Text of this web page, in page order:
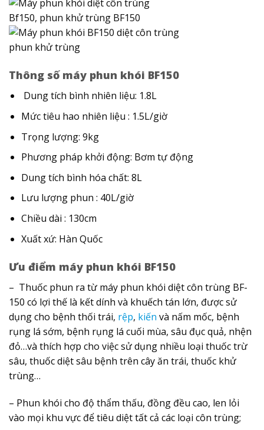
Thông số máy phun khói BF150
Dung tích bình nhiên liệu: 1.8L
Mức tiêu hao nhiên liệu : 1.5L/giờ
Trọng lượng: 9kg
Phương pháp khởi động: Bơm tự động
Dung tích bình hóa chất: 8L
Lưu lượng phun : 40L/giờ
Chiều dài : 130cm
Xuất xứ: Hàn Quốc
Ưu điểm máy phun khói BF150
– Thuốc phun ra từ máy phun khói diệt côn trùng BF-
150 có lợi thế là kết dính và khuếch tán lớn, được sử
dụng cho bệnh thối trái, rệp, kiến và nấm mốc, bệnh
rụng lá sớm, bệnh rụng lá cuối mùa, sâu đục quả, nhện
đỏ…và thích hợp cho việc sử dụng nhiều loại thuốc trừ
sâu, thuốc diệt sâu bệnh trên cây ăn trái, thuốc khử
trùng…
– Phun khói cho độ thẩm thấu, đồng đều cao, len lỏi
vào mọi khu vực để tiêu diệt tất cả các loại côn trùng;